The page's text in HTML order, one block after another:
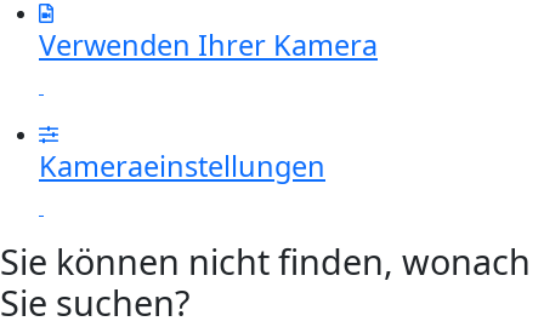
Verwenden Ihrer Kamera
Kameraeinstellungen
Sie können nicht finden, wonach
Sie suchen?